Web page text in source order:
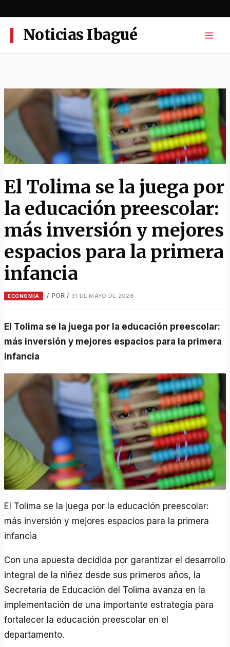
al
contenidoNoticias Ibagué
El Tolima se la juega por
la educación preescolar:
más inversión y mejores
espacios para la primera
infancia
ECONOMÍA / POR / 31 DE MAYO DE 2026
El Tolima se la juega por la educación preescolar:
más inversión y mejores espacios para la primera
infancia
El Tolima se la juega por la educación preescolar:
más inversión y mejores espacios para la primera
infancia
Con una apuesta decidida por garantizar el desarrollo
integral de la niñez desde sus primeros años, la
Secretaría de Educación del Tolima avanza en la
implementación de una importante estrategia para
fortalecer la educación preescolar en el
departamento.